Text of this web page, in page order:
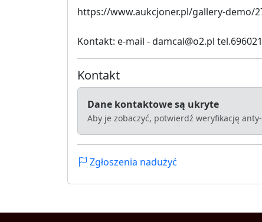
https://www.aukcjoner.pl/gallery-demo/
Kontakt: e-mail - damcal@o2.pl
Kontakt
Dane kontaktowe są ukryte
Aby je zobaczyć, potwierdź weryfikację anty-
Zgłoszenia nadużyć